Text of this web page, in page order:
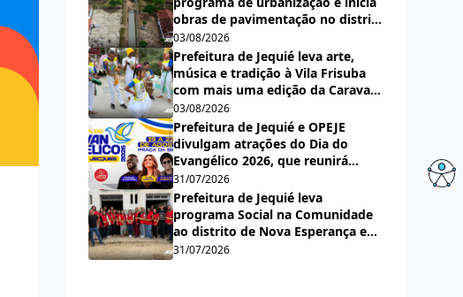
obras de pavimentação no distrito
de Nova Esperança
03/08/2026
Prefeitura de Jequié leva arte,
música e tradição à Vila Frisuba
com mais uma edição da Caravana
Cultural Jorge Salomão
03/08/2026
Prefeitura de Jequié e OPEJE
divulgam atrações do Dia do
Evangélico 2026, que reunirá
grandes nomes da música gospel
na Praça da Bíblia
31/07/2026
Prefeitura de Jequié leva
programa Social na Comunidade
ao distrito de Nova Esperança e
amplia acesso aos serviços
31/07/2026